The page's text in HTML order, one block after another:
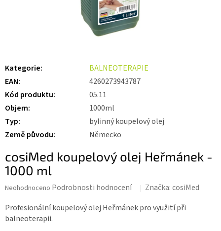
Kategorie:
BALNEOTERAPIE
EAN:
4260273943787
Kód produktu:
05.11
Objem:
1000ml
Typ:
bylinný koupelový olej
Země původu: Německo
cosiMed koupelový olej Heřmánek -
1000 ml
Průměrné
produktu
je
0,0
Neohodnoceno Podrobnosti hodnocení Značka:cosiMed
Profesionální koupelový olej Heřmánek pro využití při
balneoterapii.